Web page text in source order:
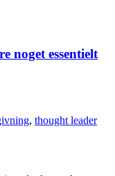
noget essentielt
, thought leader